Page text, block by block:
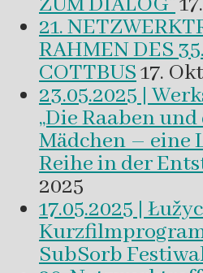
21.
RAHMEN DES
COTTBUS17.
23.05.2025 |
„Die Raaben
Mädchen – eine
Reihe in der
2025
17.05.2025 |
SubSorb